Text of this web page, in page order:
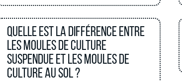
Quelle est la différence entre
les moules de culture
suspendue et les moules de
culture au sol ?